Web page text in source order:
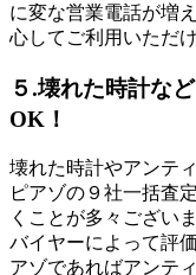
に変な営業電話が増
心してご利用いただけ
５.壊れた時計な
OK！
壊れた時計やアンテ
ピアゾの９社一括査
くことが多々ござい
バイヤーによって評
アゾであればアンテ